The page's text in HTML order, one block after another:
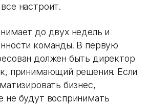
настроит.
до двух недель и
команды. В первую
должен быть директор
принимающий решения. Если
бизнес,
не будут воспринимать